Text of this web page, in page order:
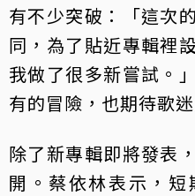
有不少突破：「這次
同，為了貼近專輯裡
我做了很多新嘗試。
有的冒險，也期待歌
除了新專輯即將發表
開。蔡依林表示，